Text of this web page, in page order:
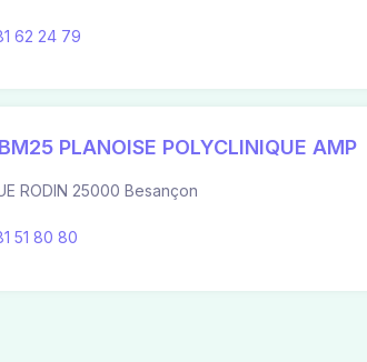
62 24 79
PLANOISE POLYCLINIQUE AMP
RODIN 25000 Besançon
51 80 80